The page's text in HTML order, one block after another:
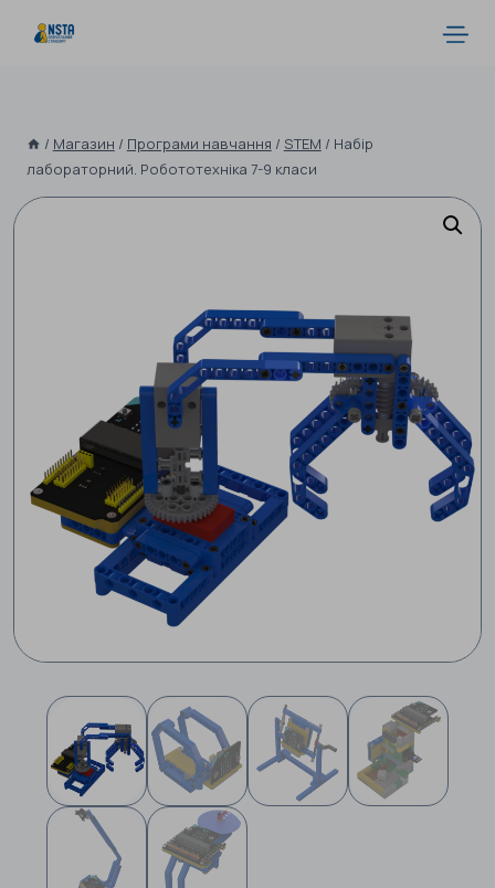
/ Магазин / Програми навчання / STEM / Набір
лабораторний. Робототехніка 7-9 класи